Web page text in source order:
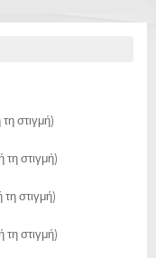
στιγμή)
τη στιγμή)
στιγμή)
τη στιγμή)